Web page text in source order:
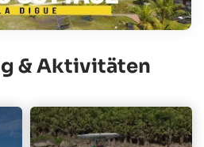
& Aktivitäten